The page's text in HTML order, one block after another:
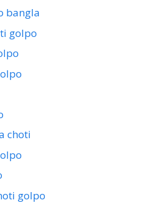
bangla
golpo
choti
golpo